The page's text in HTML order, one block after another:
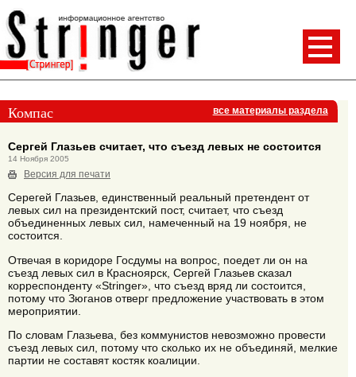
Компас все материалы раздела
Сергей Глазьев считает, что съезд левых не состоится
14 Ноября 2005
Версия для печати
Серегей Глазьев, единственный реальный претендент от
левых сил на президентский пост, считает, что съезд
объединенных левых сил, намеченный на 19 ноября, не
состоится.
Отвечая в коридоре Госдумы на вопрос, поедет ли он на
съезд левых сил в Красноярск, Сергей Глазьев сказал
корреспонденту «Stringer», что съезд вряд ли состоится,
потому что Зюганов отверг предложение участвовать в этом
мероприятии.
По словам Глазьева, без коммунистов невозможно провести
съезд левых сил, потому что сколько их не объединяй, мелкие
партии не составят костяк коалиции.